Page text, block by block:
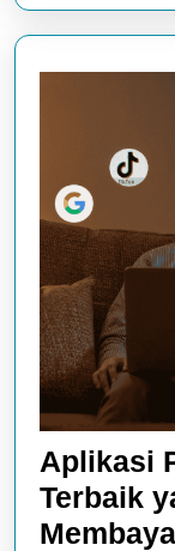
Aplikasi
Terbaik